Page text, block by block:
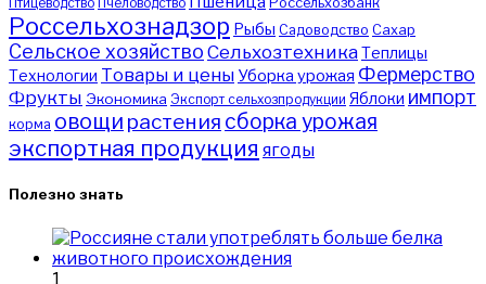
Россельхознадзор Рыбы Садоводство Сахар
Сельское хозяйство СельхозтехникаТеплицы
Технологии Товары и цены Уборка урожая Фермерство
Фрукты Экономика Экспорт сельхозпродукции Яблоки импорт
корма овощи растения сборка урожая
экспортная продукция ягоды
Полезно знать
1